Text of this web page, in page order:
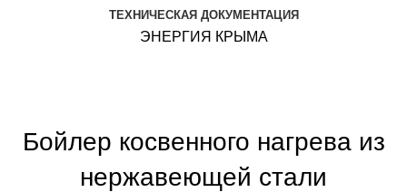
ТЕХНИЧЕСКАЯ ДОКУМЕНТАЦИЯ
ЭНЕРГИЯ КРЫМА
Бойлер косвенного нагрева из
нержавеющей стали